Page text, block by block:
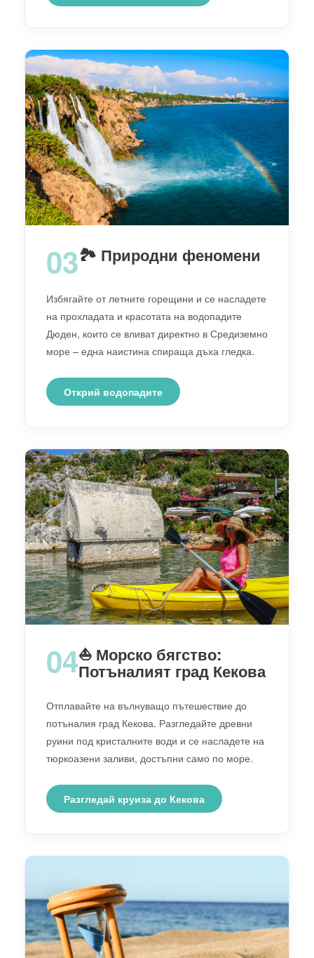
03🏞️ Природни феномени
Избягайте от летните горещини и се насладете
на прохладата и красотата на водопадите
Дюден, които се вливат директно в Средиземно
море – една наистина спираща дъха гледка.
Открий водопадите
04⛵ Морско бягство:
Потъналият град Кекова
Отплавайте на вълнуващо пътешествие до
потъналия град Кекова. Разгледайте древни
руини под кристалните води и се насладете на
тюркоазени заливи, достъпни само по море.
Разгледай круиза до Кекова